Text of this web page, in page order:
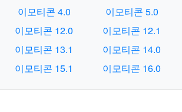
이모티콘 4.0
이모티콘 5.0
이모티콘 12.0
이모티콘 12.1
이모티콘 13.1
이모티콘 14.0
이모티콘 15.1
이모티콘 16.0